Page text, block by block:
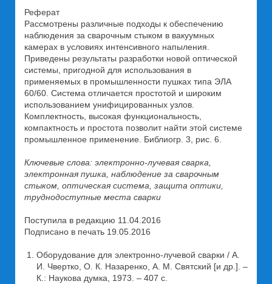
Реферат
Рассмотрены различные подходы к обеспечению
наблюдения за сварочным стыком в вакуумных
камерах в условиях интенсивного напыления.
Приведены результаты разработки новой оптической
системы, пригодной для использования в
применяемых в промышленности пушках типа ЭЛА
60/60. Система отличается простотой и широким
использованием унифицированных узлов.
Комплектность, высокая функциональность,
компактность и простота позволит найти этой системе
промышленное применение. Библиогр. 3, рис. 6.
Ключевые слова: электронно-лучевая сварка,
электронная пушка, наблюдение за сварочным
стыком, оптическая система, защита оптики,
труднодоступные места сварки
Поступила в редакцию 11.04.2016
Подписано в печать 19.05.2016
Оборудование для электронно-лучевой сварки / А.
И. Чвертко, О. К. Назаренко, А. М. Святский [и др.]. –
К.: Наукова думка, 1973. – 407 с.